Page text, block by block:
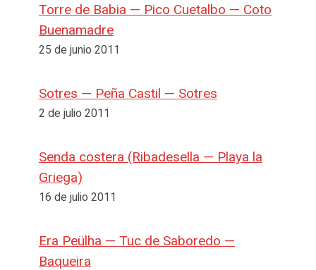
Torre de Babia — Pico Cuetalbo — Coto
Buenamadre
25 de junio 2011
Sotres — Peña Castil — Sotres
2 de julio 2011
Senda costera (Ribadesella — Playa la
Griega)
16 de julio 2011
Era Peülha — Tuc de Saboredo —
Baqueira